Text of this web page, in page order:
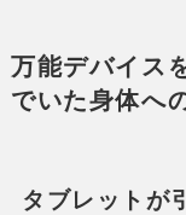
万能デバイス
でいた身体へ
タブレットが